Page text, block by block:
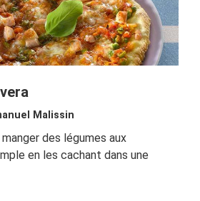
Malissin
des légumes aux
en les cachant dans une